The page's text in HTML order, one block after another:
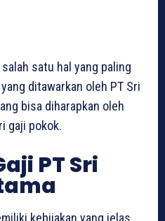
satu hal yang paling
ditawarkan oleh PT Sri
bisa diharapkan oleh
gaji pokok.
PT Sri
kebijakan yang jelas